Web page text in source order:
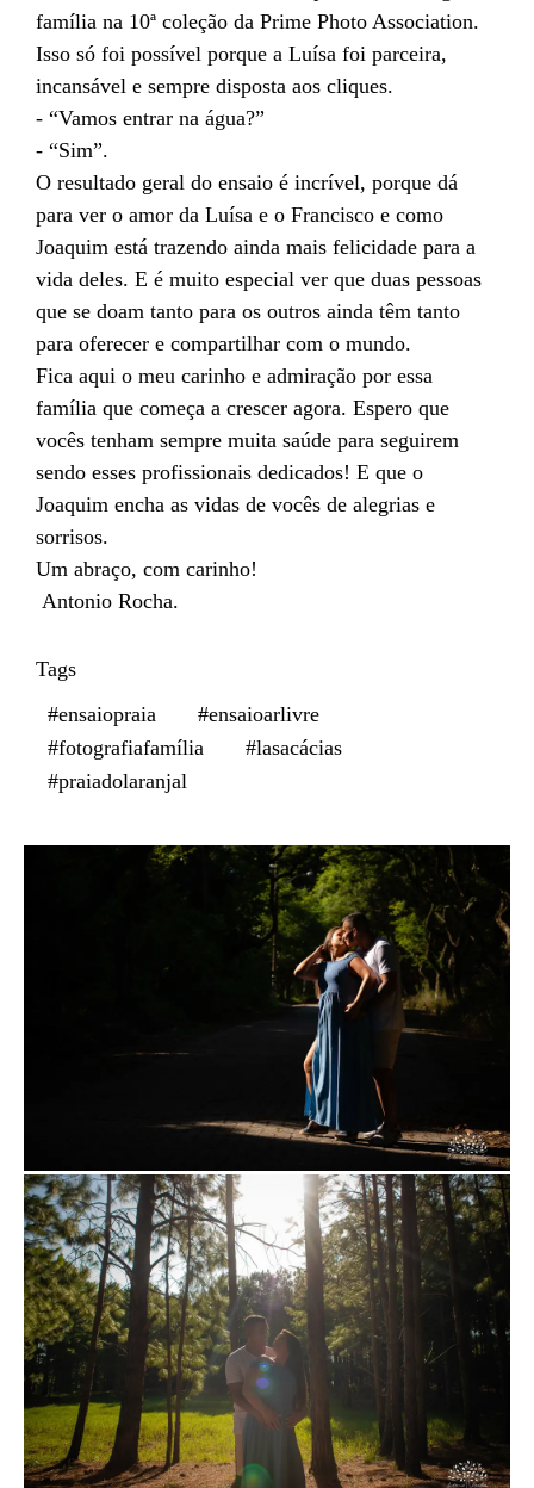
família na 10ª coleção da Prime Photo Association.
Isso só foi possível porque a Luísa foi parceira,
incansável e sempre disposta aos cliques.
- “Vamos entrar na água?”
- “Sim”.
O resultado geral do ensaio é incrível, porque dá
para ver o amor da Luísa e o Francisco e como
Joaquim está trazendo ainda mais felicidade para a
vida deles. E é muito especial ver que duas pessoas
que se doam tanto para os outros ainda têm tanto
para oferecer e compartilhar com o mundo.
Fica aqui o meu carinho e admiração por essa
família que começa a crescer agora. Espero que
vocês tenham sempre muita saúde para seguirem
sendo esses profissionais dedicados! E que o
Joaquim encha as vidas de vocês de alegrias e
sorrisos.
Um abraço, com carinho!
Antonio Rocha.
Tags
#ensaiopraia
#ensaioarlivre
#fotografiafamília
#lasacácias
#praiadolaranjal